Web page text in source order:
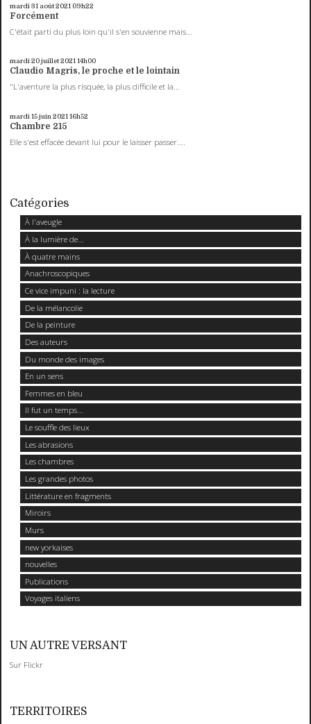
mardi 31 août 2021 09h22
Forcément
C'était parti du plus loin qu'il s'en souvienne mais...
mardi 20juillet 202114h00
Claudio Magris, le proche et le lointain
"L'aventure la plus risquée, la plus difficile et la...
mardi 15juin 2021 16h52
Chambre 215
Elle s'est effacée devant lui pour le laisser passer....
Catégories
À l'aveugle
À la lumière de...
À quatre mains
Anachroscopiques
Ce vice impuni : la lecture
De la mélancolie
De la peinture
Des auteurs
Du monde des images
En un sens
Femmes en bleu
Il fut un temps...
Le souffle des lieux
Les abrasions
Les chambres
Les grandes photos
Littérature en fragments
Miroirs
Murs
new yorkaises
nouvelles
Publications
Voyages italiens
UN AUTRE VERSANT
Sur Flickr
TERRITOIRES